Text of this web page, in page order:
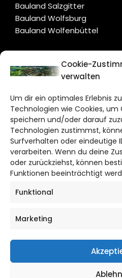
Cookie-
verwalten
Um dir ein optimales Erlebnis
Technologien wie Cookies,
speichern und/oder darauf
Technologien zustimmst,
Surfverhalten oder eindeutige
verarbeiten. Wenn du deine
oder zurückziehst, können
Funktionen beeinträchtigt
Funktional
Marketing
Bauland Salzgitter
Bauland Wolfsburg
Bauland Wolfenbüttel
CITYLIFE!
Bruchtorwall 12
38100 Braunschweig
Telefon: 0531 387220 – 65
DAS
SALZGITTER
Impressum
Cookie Richtlinie
CITYLIFE! BEI